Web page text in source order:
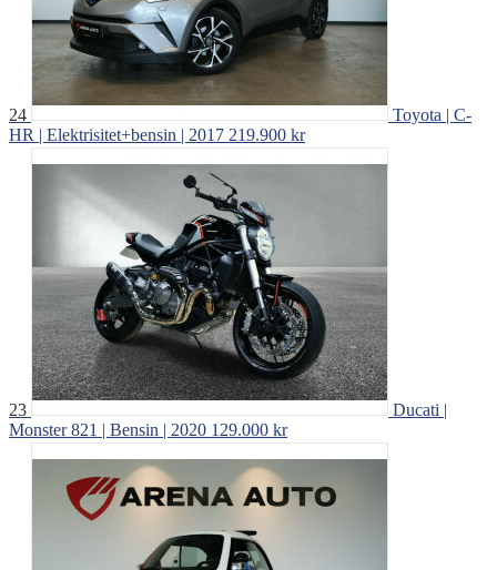
24
Toyota | C-
HR | Elektrisitet+bensin | 2017 219.900 kr
23
Ducati |
Monster 821 | Bensin | 2020 129.000 kr